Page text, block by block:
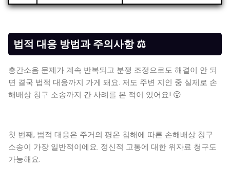
법적 대응 방법과 주의사항 ⚖️
층간소음 문제가 계속 반복되고 분쟁 조정으로도 해결이 안 되
면 결국 법적 대응까지 가게 돼요. 저도 주변 지인 중 실제로 손
해배상 청구 소송까지 간 사례를 본 적이 있어요! 😮
첫 번째, 법적 대응은 주거의 평온 침해에 따른 손해배상 청구
소송이 가장 일반적이에요. 정신적 고통에 대한 위자료 청구도
가능해요.